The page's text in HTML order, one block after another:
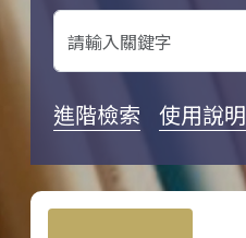
進階檢索 使用說明